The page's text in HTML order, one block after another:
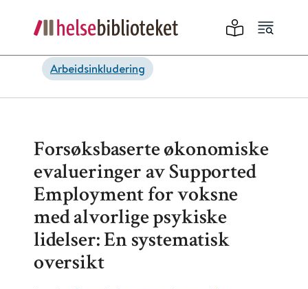
Arbeidsinkludering
Forsøksbaserte økonomiske
evalueringer av Supported
Employment for voksne
med alvorlige psykiske
lidelser: En systematisk
oversikt